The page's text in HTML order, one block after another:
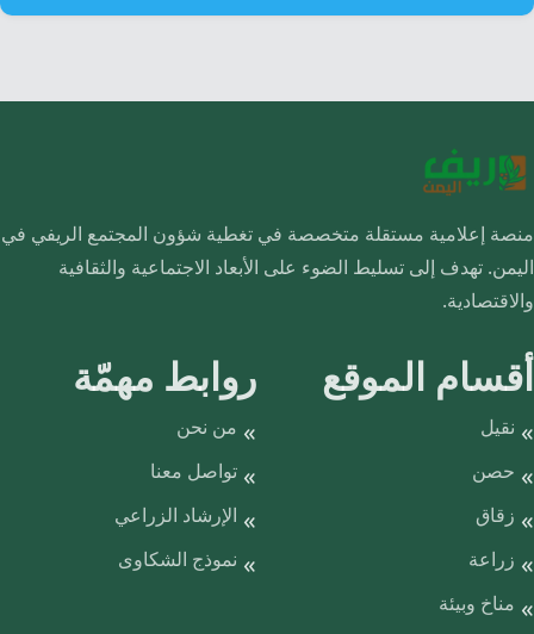
منصة إعلامية مستقلة متخصصة في تغطية شؤون المجتمع الريفي في
اليمن. تهدف إلى تسليط الضوء على الأبعاد الاجتماعية والثقافية
والاقتصادية.
أقسام الموقع
نقيل
حصن
زقاق
زراعة
مناخ وبيئة
روابط مهمّة
من نحن
تواصل معنا
الإرشاد الزراعي
نموذج الشكاوى